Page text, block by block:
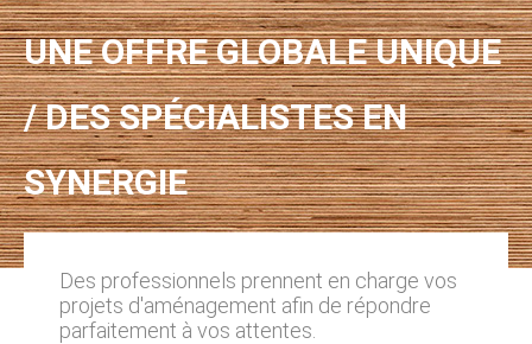
UNE OFFRE GLOBALE UNIQUE
/ DES SPÉCIALISTES EN
SYNERGIE
Des professionnels prennent en charge vos
projets d'aménagement afin de répondre
parfaitement à vos attentes.